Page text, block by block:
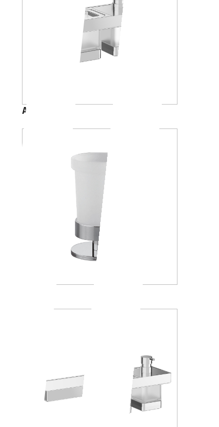
A88K30